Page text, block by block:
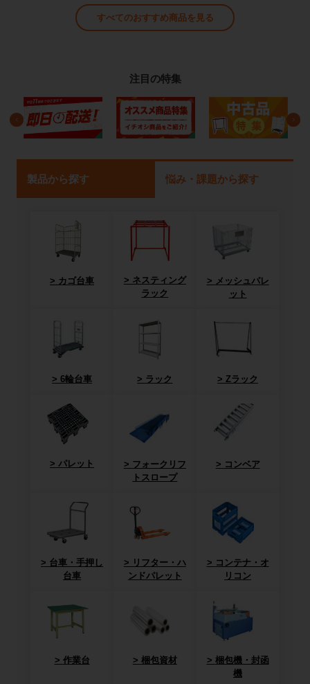
すべてのおすすめ商品を見る
注目の特集
製品から探す 悩み・課題から探す
カゴ台車
ネスティング
ラック
メッシュパレ
ット
6輪台車 ラック Zラック
パレット
フォークリフ
トスロープ
コンベア
台車・手押し
台車
リフター・ハ
ンドパレット
コンテナ・オ
リコン
作業台 梱包資材
梱包機・封函
機